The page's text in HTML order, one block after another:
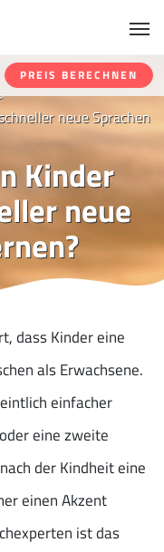
PREIS BERECHNEN
neue Sprachen
Kinder
neue
dass Kinder eine
als Erwachsene.
einfacher
eine zweite
der Kindheit eine
einen Akzent
ist das